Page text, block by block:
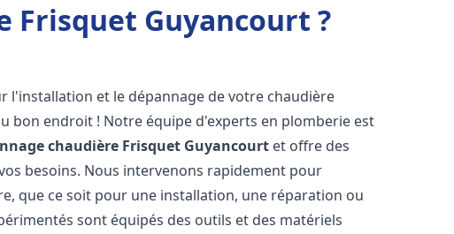
Frisquet Guyancourt ?
l'installation et le dépannage de votre chaudière
bon endroit ! Notre équipe d'experts en plomberie est
chaudière Frisquet Guyancourt et offre des
besoins. Nous intervenons rapidement pour
que ce soit pour une installation, une réparation ou
sont équipés des outils et des matériels